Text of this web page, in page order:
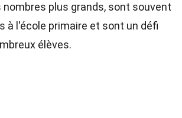
nombres plus grands, sont souvent
à l'école primaire et sont un défi
élèves.